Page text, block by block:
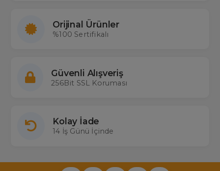
Orijinal Ürünler
%100 Sertifikalı
Güvenli Alışveriş
256Bit SSL Koruması
Kolay İade
14 İş Günü İçinde